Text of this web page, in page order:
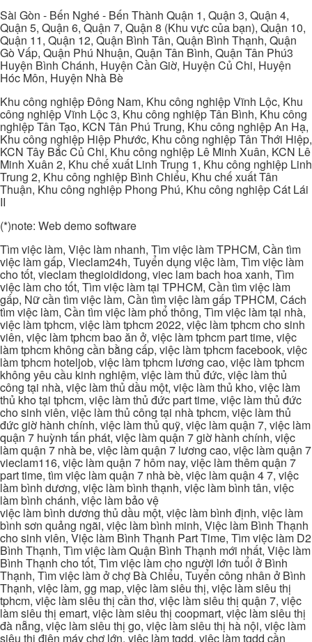
Sài Gòn - Bến Nghé - Bến Thành Quận 1, Quận 3, Quận 4,
Quận 5, Quận 6, Quận 7, Quận 8 (Khu vực của bạn), Quận 10,
Quận 11, Quận 12, Quận Bình Tân, Quận Bình Thạnh, Quận
Gò Vấp, Quận Phú Nhuận, Quận Tân Bình, Quận Tân Phú3
Huyện Bình Chánh, Huyện Cần Giờ, Huyện Củ Chi, Huyện
Hóc Môn, Huyện Nhà Bè
Khu công nghiệp Đông Nam, Khu công nghiệp Vĩnh Lộc, Khu
công nghiệp Vĩnh Lộc 3, Khu công nghiệp Tân Bình, Khu công
nghiệp Tân Tạo, KCN Tân Phú Trung, Khu công nghiệp An Hạ,
Khu công nghiệp Hiệp Phước, Khu công nghiệp Tân Thới Hiệp,
KCN Tây Bắc Củ Chi, Khu công nghiệp Lê Minh Xuân, KCN Lê
Minh Xuân 2, Khu chế xuất Linh Trung 1, Khu công nghiệp Linh
Trung 2, Khu công nghiệp Bình Chiểu, Khu chế xuất Tân
Thuận, Khu công nghiệp Phong Phú, Khu công nghiệp Cát Lái
II
(*)note: Web demo software
Tìm việc làm, Việc làm nhanh, Tìm việc làm TPHCM, Cần tìm
việc làm gấp, Vieclam24h, Tuyển dụng việc làm, Tìm việc làm
cho tốt, vieclam thegioididong, viec lam bach hoa xanh, Tìm
việc làm cho tốt, Tìm việc làm tại TPHCM, Cần tìm việc làm
gấp, Nữ cần tìm việc làm, Cần tìm việc làm gấp TPHCM, Cách
tìm việc làm, Cần tìm việc làm phổ thông, Tìm việc làm tại nhà,
việc làm tphcm, việc làm tphcm 2022, việc làm tphcm cho sinh
viên, việc làm tphcm bao ăn ở, việc làm tphcm part time, việc
làm tphcm không cần bằng cấp, việc làm tphcm facebook, việc
làm tphcm hoteljob, việc làm tphcm lương cao, việc làm tphcm
không yêu cầu kinh nghiệm, việc làm thủ đức, việc làm thủ
công tại nhà, việc làm thủ dầu một, việc làm thủ kho, việc làm
thủ kho tại tphcm, việc làm thủ đức part time, việc làm thủ đức
cho sinh viên, việc làm thủ công tại nhà tphcm, việc làm thủ
đức giờ hành chính, việc làm thủ quỹ, việc làm quận 7, việc làm
quận 7 huỳnh tấn phát, việc làm quận 7 giờ hành chính, việc
làm quận 7 nhà be, việc làm quận 7 lương cao, việc làm quận 7
vieclam116, việc làm quận 7 hôm nay, việc làm thêm quận 7
part time, tìm việc làm quận 7 nhà bè, việc làm quận 4 7, việc
làm bình dương, việc làm bình thạnh, việc làm bình tân, việc
làm bình chánh, việc làm bảo vệ
việc làm bình dương thủ dầu một, việc làm bình định, việc làm
bình sơn quảng ngãi, việc làm bình minh, Việc làm Bình Thạnh
cho sinh viên, Việc làm Bình Thạnh Part Time, Tìm việc làm D2
Bình Thạnh, Tìm việc làm Quận Bình Thạnh mới nhất, Việc làm
Bình Thạnh cho tốt, Tìm việc làm cho người lớn tuổi ở Bình
Thạnh, Tìm việc làm ở chợ Bà Chiểu, Tuyển công nhân ở Bình
Thạnh, việc làm, gg map, việc làm siêu thị, việc làm siêu thị
tphcm, việc làm siêu thị cần thơ, việc làm siêu thị quận 7, việc
làm siêu thị emart, việc làm siêu thị coopmart, việc làm siêu thị
đà nẵng, việc làm siêu thị go, việc làm siêu thị hà nội, việc làm
siêu thị điện máy chợ lớn, việc làm tgdd, việc làm tgdd cần